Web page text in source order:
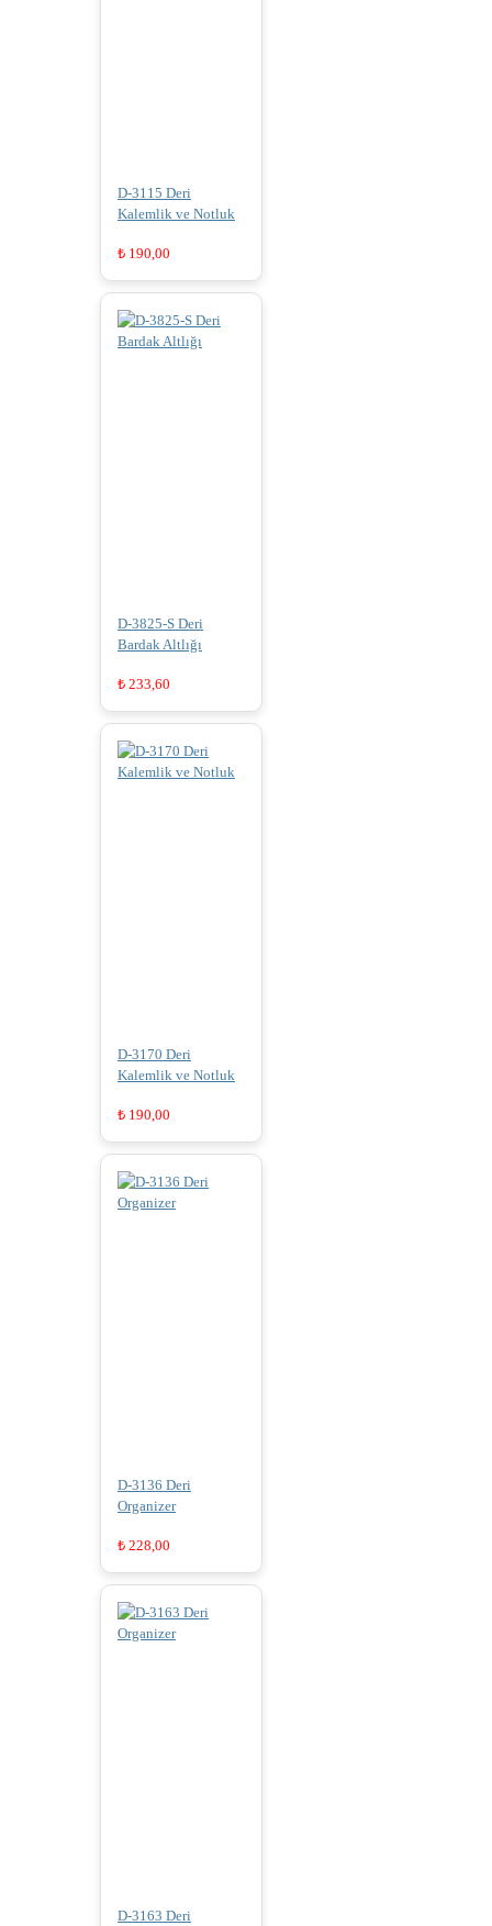
D-3115 Deri
Kalemlik ve Notluk
₺ 190,00
D-3825-S Deri
Bardak Altlığı
₺ 233,60
D-3170 Deri
Kalemlik ve Notluk
₺ 190,00
D-3136 Deri
Organizer
₺ 228,00
D-3163 Deri